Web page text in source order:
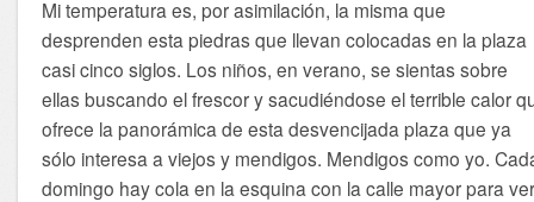
Mi temperatura es, por asimilación, la misma que
desprenden esta piedras que llevan colocadas en la plaza
casi cinco siglos. Los niños, en verano, se sientas sobre
ellas buscando el frescor y sacudiéndose el terrible calor
ofrece la panorámica de esta desvencijada plaza que ya
sólo interesa a viejos y mendigos. Mendigos como yo.
domingo hay cola en la esquina con la calle mayor para